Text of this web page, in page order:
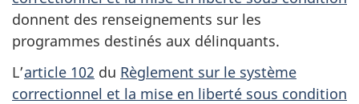
donnent des renseignements sur les
programmes destinés aux délinquants.
L’article 102 du Règlement sur le système
correctionnel et la mise en liberté sous condition